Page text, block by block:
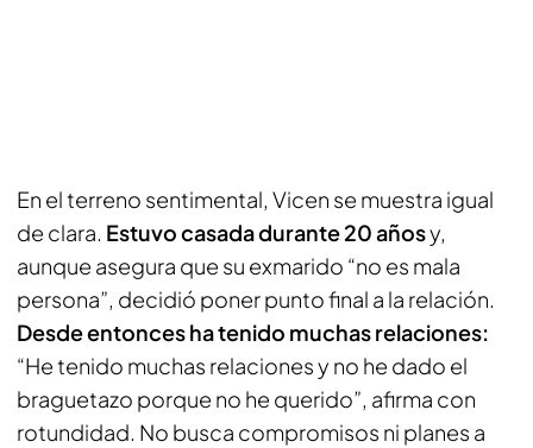
En el terreno sentimental, Vicen se muestra igual
de clara. Estuvo casada durante 20 añosy,
aunque asegura que su exmarido “no es mala
persona”, decidió poner punto final a la relación.
Desde entonces ha tenido muchas relaciones:
“He tenido muchas relaciones y no he dado el
braguetazo porque no he querido”, afirma con
rotundidad. No busca compromisos ni planes a